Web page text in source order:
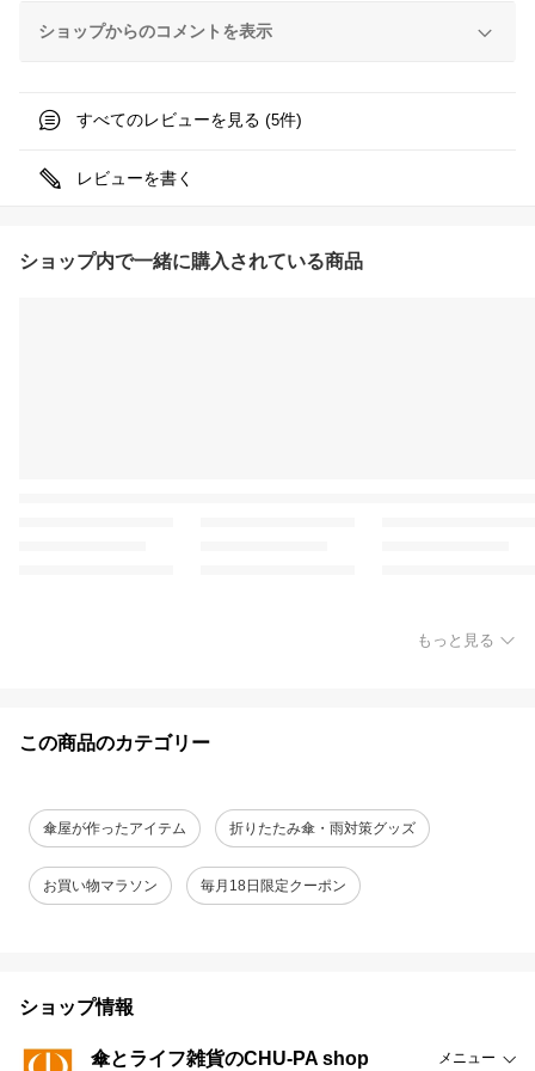
ショップからのコメントを表示
すべてのレビューを見る (5件)
レビューを書く
ショップ内で一緒に購入されている商品
もっと見る
この商品のカテゴリー
傘屋が作ったアイテム 折りたたみ傘・雨対策グッズ
お買い物マラソン 毎月18日限定クーポン
ショップ情報
傘とライフ雑貨のCHU-PA shop メニュー